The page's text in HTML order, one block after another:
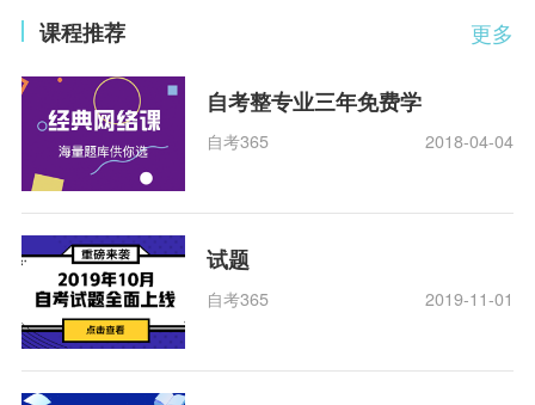
更多
课程推荐
自考整专业三年免费学
自考365 2018-04-04
试题
自考365 2019-11-01